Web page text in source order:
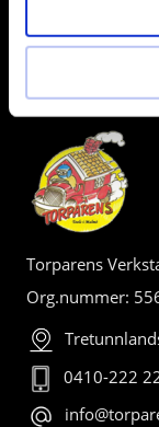
BUTIK
Torparens
Org.nummer:
0410-222